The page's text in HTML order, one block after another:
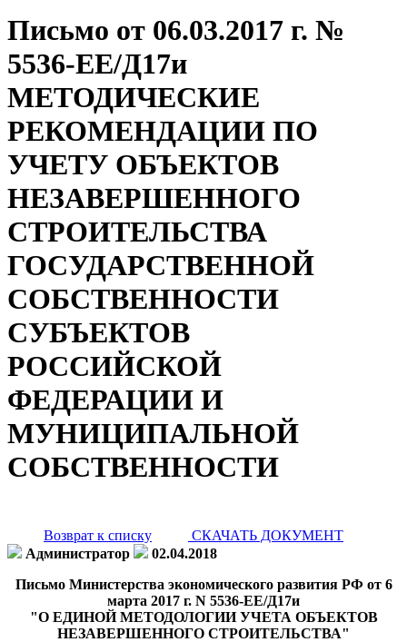
Письмо от 06.03.2017 г. №
5536-ЕЕ/Д17и
МЕТОДИЧЕСКИЕ
РЕКОМЕНДАЦИИ ПО
УЧЕТУ ОБЪЕКТОВ
НЕЗАВЕРШЕННОГО
СТРОИТЕЛЬСТВА
ГОСУДАРСТВЕННОЙ
СОБСТВЕННОСТИ
СУБЪЕКТОВ
РОССИЙСКОЙ
ФЕДЕРАЦИИ И
МУНИЦИПАЛЬНОЙ
СОБСТВЕННОСТИ
Возврат к списку
СКАЧАТЬ ДОКУМЕНТ
Администратор
02.04.2018
Письмо Министерства экономического развития РФ от 6
марта 2017 г. N 5536-ЕЕ/Д17и
"О ЕДИНОЙ МЕТОДОЛОГИИ УЧЕТА ОБЪЕКТОВ
НЕЗАВЕРШЕННОГО СТРОИТЕЛЬСТВА"